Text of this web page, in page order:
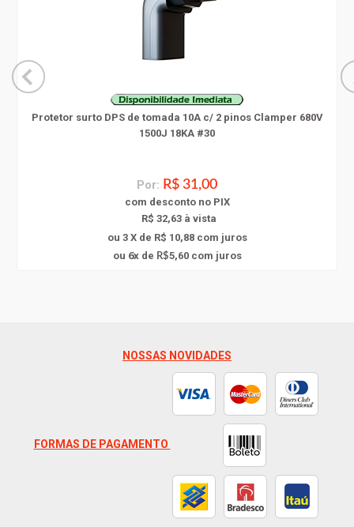
Protetor surto DPS de tomada 10A c/ 2 pinos Clamper 680V
1500J 18KA #30
Por: R$ 31,00
com desconto no PIX
R$ 32,63 à vista
ou 3 X de R$ 10,88com juros
ou 6x de R$5,60com juros
NOSSAS NOVIDADES
FORMAS DE PAGAMENTO